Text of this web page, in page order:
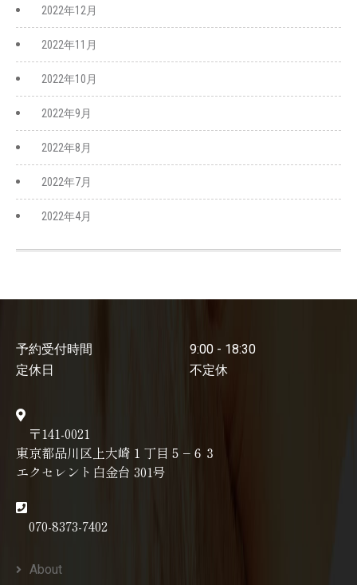
2022年12月
2022年11月
2022年10月
2022年9月
2022年8月
2022年7月
2022年4月
予約受付時間
9:00 - 18:30
定休日
不定休
〒141-0021
東京都品川区上大崎１丁目５−６３
エクセレント白金台 301号
070-8373-7402
About